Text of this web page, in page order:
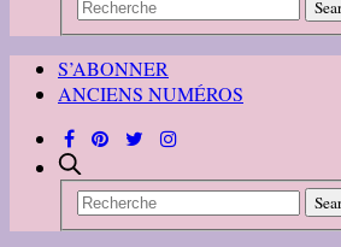
S’ABONNER
ANCIENS NUMÉROS